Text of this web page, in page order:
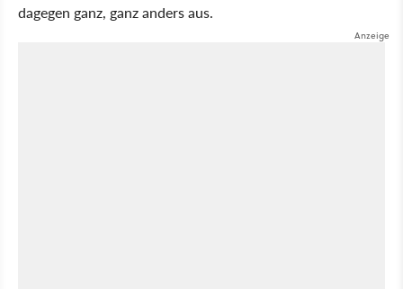
dagegen ganz, ganz anders aus.